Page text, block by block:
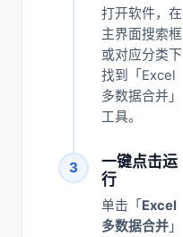
打开软件，在
主界面搜索框
或对应分类下
找到「Excel
多数据合并」
工具。
3
一键点击运
行
单击「 Excel
多数据合并 」